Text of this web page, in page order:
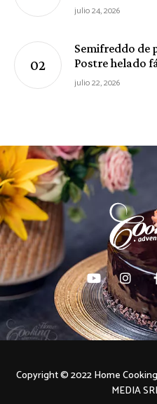
julio 24, 2026
Semifreddo de
Postre helado
julio 22, 2026
Copyright © 2022 Home
MEDIA